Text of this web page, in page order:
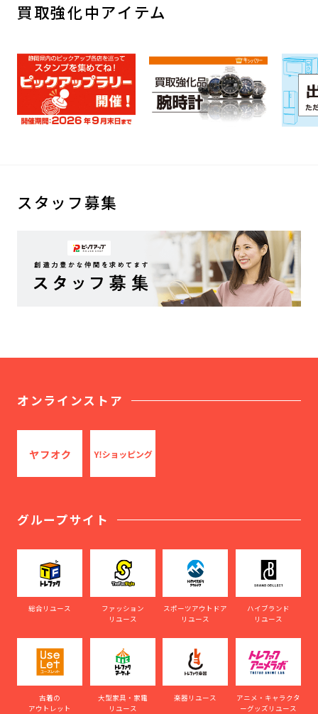
買取強化中アイテム
スタッフ募集
オンラインストア
グループサイト
総合リユース
ファッション
リユース
スポーツアウトドア
リユース
ハイブランド
リユース
古着の
アウトレット
大型家具・家電
リユース
楽器リユース
アニメ・キャラクタ
ーグッズリユース